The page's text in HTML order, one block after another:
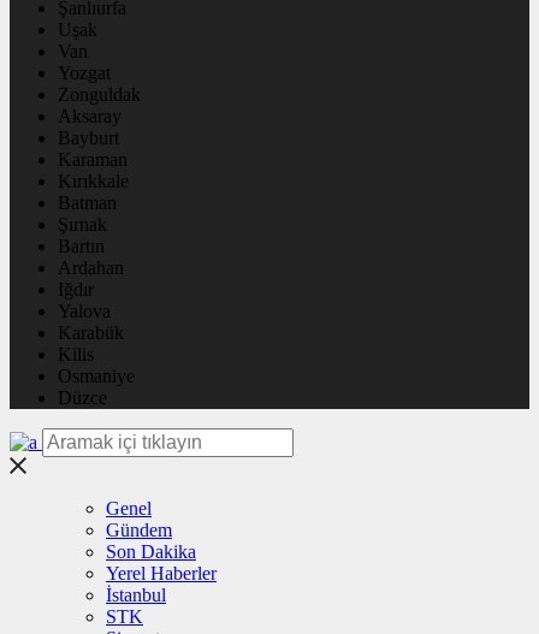
Şanlıurfa
Uşak
Van
Yozgat
Zonguldak
Aksaray
Bayburt
Karaman
Kırıkkale
Batman
Şırnak
Bartın
Ardahan
Iğdır
Yalova
Karabük
Kilis
Osmaniye
Düzce
Genel
Gündem
Son Dakika
Yerel Haberler
İstanbul
STK